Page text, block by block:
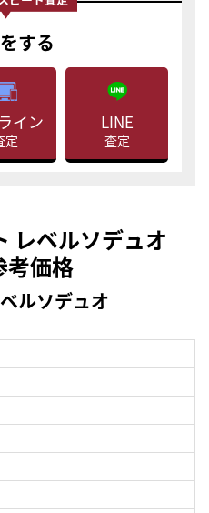
をする
イン
定
LINE
査定
レベルソデュオ
考価格
ルソデュオ